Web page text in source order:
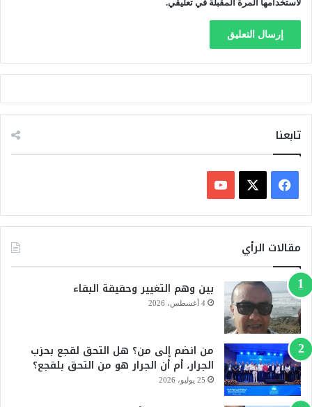
لاستخدامها المرة المقبلة في تعليقي.
تابعنا
ي
ب
و
ك
X
Y
u
T
b
e
مقالات الرأي
بين وهم التغيير وحقيقة البقاء
4 أغسطس، 2026
من انضم إلى من؟ هل التحق لقجع بحزب
الجرار، أم أن الجرار هو من التحق بلقجع؟
25 يوليو، 2026